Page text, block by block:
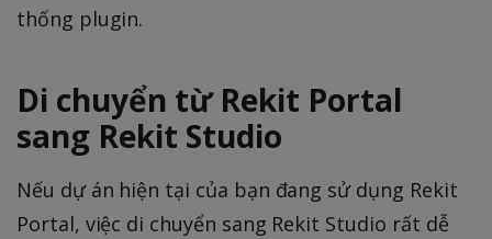
thống plugin.
Di chuyển từ Rekit Portal
sang Rekit Studio
Nếu dự án hiện tại của bạn đang sử dụng Rekit
Portal, việc di chuyển sang Rekit Studio rất dễ